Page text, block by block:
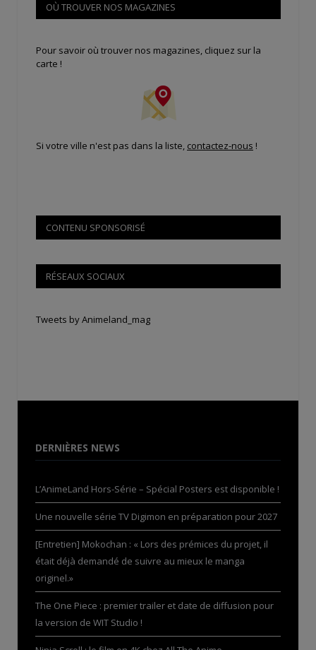
OÙ TROUVER NOS MAGAZINES
Pour savoir où trouver nos magazines, cliquez sur la
carte !
Si votre ville n'est pas dans la liste, contactez-nous !
CONTENU SPONSORISÉ
RÉSEAUX SOCIAUX
Tweets by Animeland_mag
DERNIÈRES NEWS
L’AnimeLand Hors-Série – Spécial Posters est disponible !
Une nouvelle série TV Digimon en préparation pour 2027
[Entretien] Mokochan : « Lors des prémices du projet, il
était déjà demandé de suivre au mieux le manga
originel.»
The One Piece : premier trailer et date de diffusion pour
la version de WIT Studio !